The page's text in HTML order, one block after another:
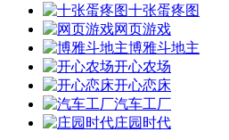
十张蛋疼图
网页游戏
博雅斗地主
开心农场
开心恋床
汽车工厂
庄园时代